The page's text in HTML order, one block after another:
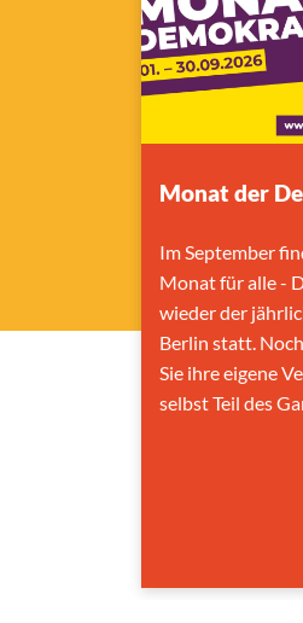
Monat der
Im September
Monat für alle -
wieder der
Berlin statt.
Sie ihre eigene
selbst Teil des